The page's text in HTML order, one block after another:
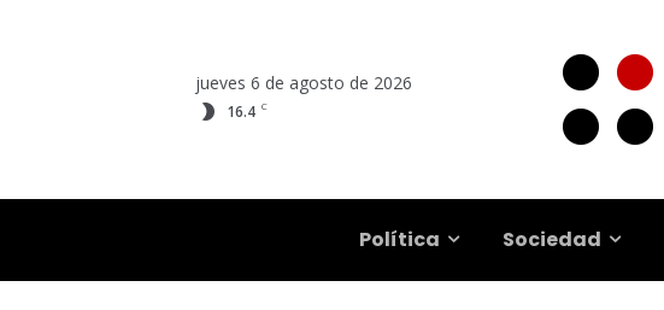
jueves 6 de agosto de 2026
16.4 C
Política Sociedad